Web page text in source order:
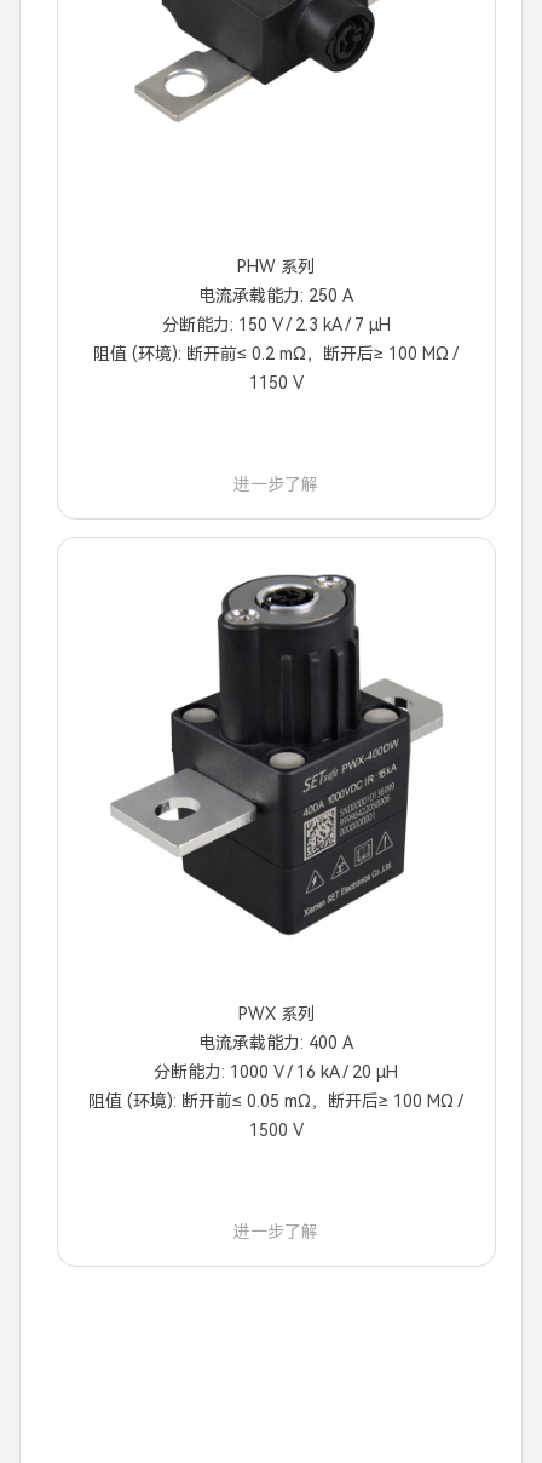
PHW 系列
电流承载能力: 250 A
分断能力: 150 V / 2.3 kA / 7 μH
阻值 (环境): 断开前≤ 0.2 mΩ，断开后≥ 100 MΩ /
1150 V
进一步了解
PWX 系列
电流承载能力: 400 A
分断能力: 1000 V / 16 kA / 20 μH
阻值 (环境): 断开前≤ 0.05 mΩ，断开后≥ 100 MΩ /
1500 V
进一步了解